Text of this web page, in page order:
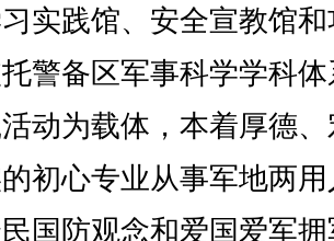
实践馆、安全宣教馆
警备区军事科学学科
动为载体，本着厚德
初心专业从事军地两
国防观念和爱国爱军